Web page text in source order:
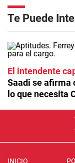
Te Puede
El intendente
Saadi se afirma
lo que necesita
INICIO